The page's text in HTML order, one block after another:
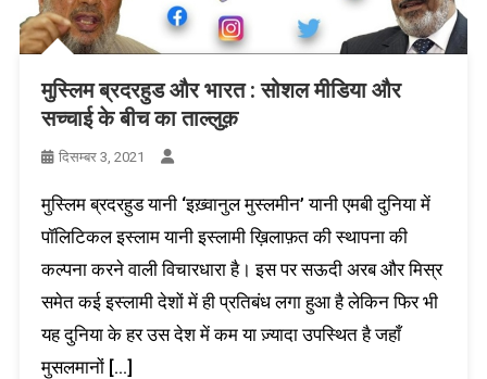
मुस्लिम ब्रदरहुड और भारत : सोशल मीडिया और
सच्चाई के बीच का ताल्लुक़
दिसम्बर 3, 2021
मुस्लिम ब्रदरहुड यानी ‘इख़्वानुल मुस्लमीन’ यानी एमबी दुनिया में
पॉलिटिकल इस्लाम यानी इस्लामी ख़िलाफ़त की स्थापना की
कल्पना करने वाली विचारधारा है। इस पर सऊदी अरब और मिस्र
समेत कई इस्लामी देशों में ही प्रतिबंध लगा हुआ है लेकिन फिर भी
यह दुनिया के हर उस देश में कम या ज़्यादा उपस्थित है जहाँ
मुसलमानों […]